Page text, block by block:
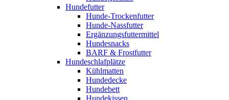
Hundefutter
Hunde-Trockenfutter
Hunde-Nassfutter
Ergänzungsfuttermittel
Hundesnacks
BARF & Frostfutter
Hundeschlafplätze
Kühlmatten
Hundedecke
Hundebett
Hundekissen